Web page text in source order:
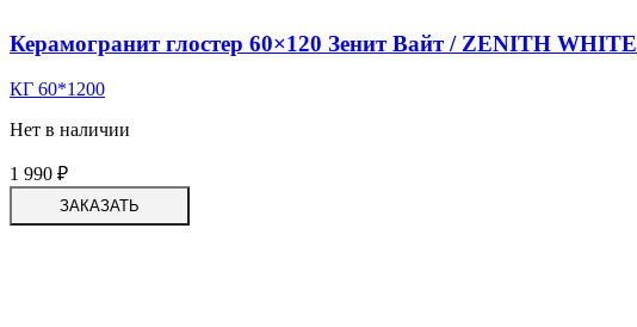
Керамогранит глостер 60×120 Зенит Вайт / ZENITH WHITE
КГ 60*1200
Нет в наличии
1 990 ₽
ЗАКАЗАТЬ